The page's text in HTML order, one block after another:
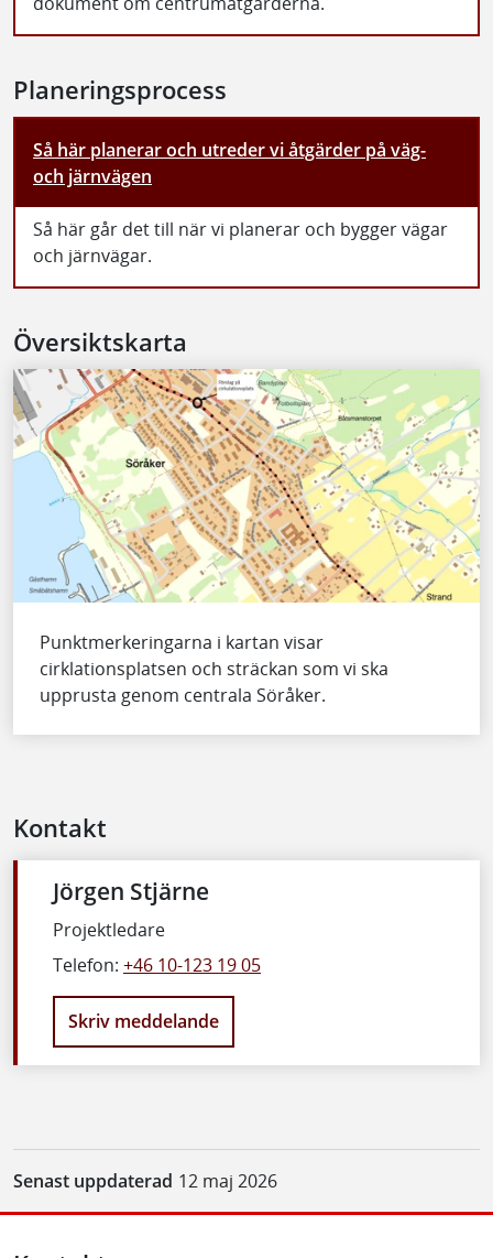
Planeringsprocess
Så här planerar och utreder vi åtgärder på väg-
och järnvägen
Så här går det till när vi planerar och bygger vägar
och järnvägar.
Översiktskarta
Punktmerkeringarna i kartan visar
cirklationsplatsen och sträckan som vi ska
upprusta genom centrala Söråker.
Kontakt
Jörgen Stjärne
Projektledare
Telefon: +46 10-123 19 05
Skriv meddelande
Senast uppdaterad 12 maj 2026